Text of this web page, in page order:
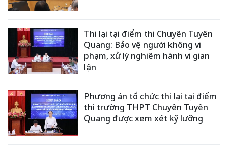
Thi lại tại điểm thi Chuyên Tuyên
Quang: Bảo vệ người không vi
phạm, xử lý nghiêm hành vi gian
lận
Phương án tổ chức thi lại tại điểm
thi trường THPT Chuyên Tuyên
Quang được xem xét kỹ lưỡng